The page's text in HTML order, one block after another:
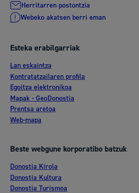
Herritarren postontzia
Webeko akatsen berri eman
Esteka erabilgarriak
Lan eskaintza
Kontratatzailaren profila
Egoitza elektronikoa
Mapak - GeoDonostia
Prentsa aretoa
Web-mapa
Beste webgune korporatibo batzuk
Donostia Kirola
Donostia Kultura
Donostia Turismoa